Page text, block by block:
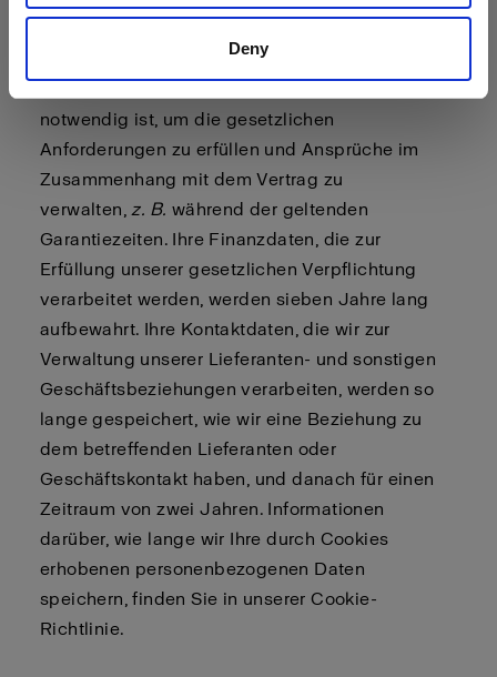
Deny
werden so lange gespeichert, wie Sie Kunde
notwendig ist, um die gesetzlichen
Anforderungen zu erfüllen und Ansprüche im
Zusammenhang mit dem Vertrag zu
verwalten,z. B. während der geltenden
Garantiezeiten. Ihre Finanzdaten, die zur
Erfüllung unserer gesetzlichen Verpflichtung
verarbeitet werden, werden sieben Jahre lang
aufbewahrt. Ihre Kontaktdaten, die wir zur
Verwaltung unserer Lieferanten- und sonstigen
Geschäftsbeziehungen verarbeiten, werden so
lange gespeichert, wie wir eine Beziehung zu
dem betreffenden Lieferanten oder
Geschäftskontakt haben, und danach für einen
Zeitraum von zwei Jahren. Informationen
darüber, wie lange wir Ihre durch Cookies
erhobenen personenbezogenen Daten
speichern, finden Sie in unsererCookie-
Richtlinie.